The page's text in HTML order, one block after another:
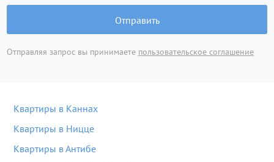
Отправить
Отправляя запрос вы принимаете пользовательское соглашение
Квартиры в Каннах
Квартиры в Ницце
Квартиры в Антибе